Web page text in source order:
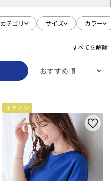
カテゴリ サイズ カラー
すべてを解除
イチオシ